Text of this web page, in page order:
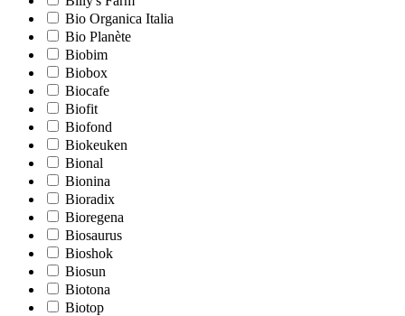
Bio Organica Italia
Bio Planète
Biobim
Biobox
Biocafe
Biofit
Biofond
Biokeuken
Bional
Bionina
Bioradix
Bioregena
Biosaurus
Bioshok
Biosun
Biotona
Biotop